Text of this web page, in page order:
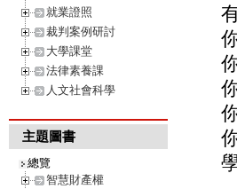
就業證照
裁判案例研討
大學課堂
法律素養課
人文社會科學
主題圖書
總覽
智慧財產權